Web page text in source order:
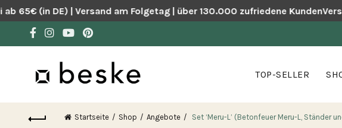
(in DE) | Versand am Folgetag | über 130.000 zufriedene Kunden
TOP-SELLER
Startseite Shop Angebote Set ‘Meru-L’ (Betonfeuer Meru-L, Ständer